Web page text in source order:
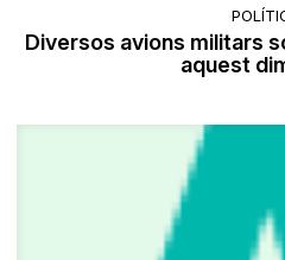
Diversos avions militars
aquest